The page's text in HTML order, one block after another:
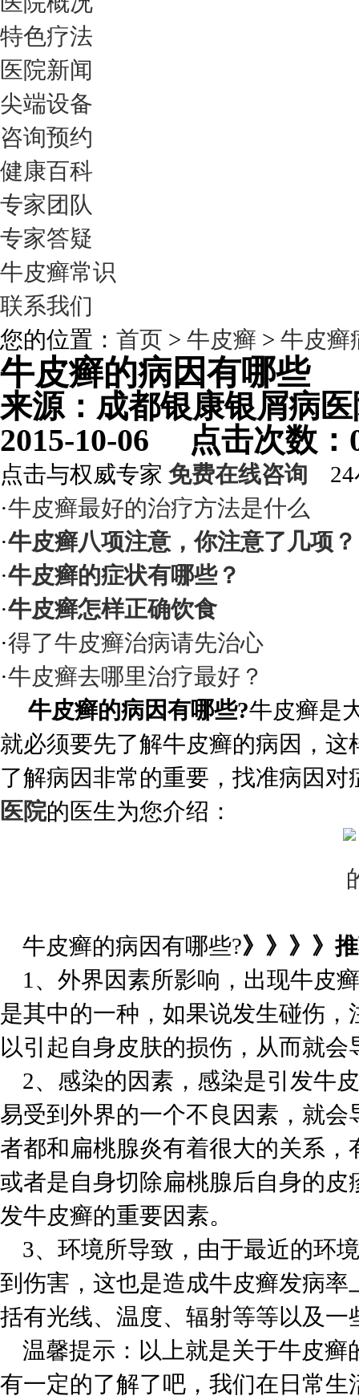
特色疗法
医院新闻
尖端设备
咨询预约
健康百科
专家团队
专家答疑
牛皮癣常识
联系我们
您的位置： 首页 > 牛皮癣 > 牛皮癣
牛皮癣的病因有哪些
来源：成都银康银
2015-10-06 点击次数
点击与权威专家 免费在线咨询 24
·牛皮癣最好的治疗方法是什么
·牛皮癣八项注意，你注意了几项？
·牛皮癣的症状有哪些？
·牛皮癣怎样正确饮食
·得了牛皮癣治病请先治心
·牛皮癣去哪里治疗最好？
牛皮癣的病因有哪些?牛皮癣是
就必须要先了解牛皮癣的病因，
了解病因非常的重要，找准病因
医院的医生为您介绍：
牛皮癣的病因有哪些?》》》》
1、外界因素所影响，出现牛皮
是其中的一种，如果说发生碰伤
以引起自身皮肤的损伤，从而就
2、感染的因素，感染是引发牛
易受到外界的一个不良因素，就
者都和扁桃腺炎有着很大的关系
或者是自身切除扁桃腺后自身的
发牛皮癣的重要因素。
3、环境所导致，由于最近的环
到伤害，这也是造成牛皮癣发病
括有光线、温度、辐射等等以及
温馨提示：以上就是关于牛皮癣
有一定的了解了吧，我们在日常